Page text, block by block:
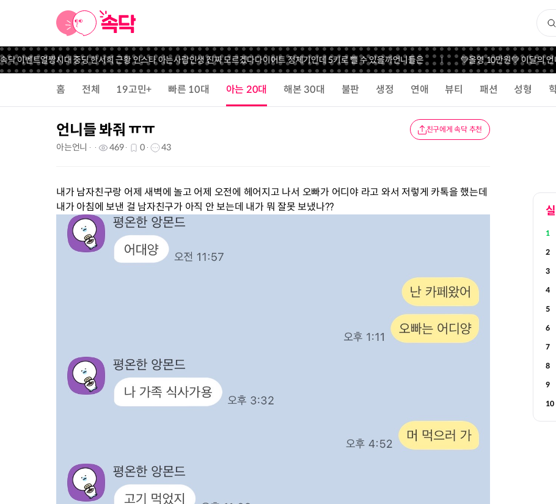
이벤트얼짱시대 중딩 한서희 근황 인스타 아는사람인생 진짜 모르겠다다이어트 정체기인데 5키로 뺄 수 있을까언니들은 💚올영 10만원💚 이달의 언니
홈 전체 19고민+ 빠른 10대 아는 20대 해본 30대 불판 생정 연애 뷰티 패션 성형
언니들 봐줘 ㅠㅠ 친구에게 속닥 추천
아는언니 469 0 43
내가 남자친구랑 어제 새벽에 놀고 어제 오전에 헤어지고 나서 오빠가 어디야 라고 와서 저렇게 카톡을 했는데
내가 아침에 보낸 걸 남자친구가 아직 안 보는데 내가 뭐 잘못 보냈나??
1
2
3
4
5
6
7
8
9
10